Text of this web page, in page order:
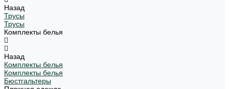
Назад
Трусы
Трусы
Комплекты белья
Назад
Комплекты белья
Комплекты белья
Бюстгальтеры